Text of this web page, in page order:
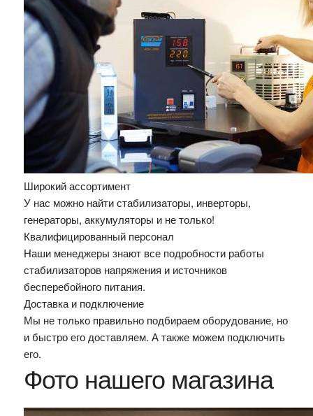
Широкий ассортимент
У нас можно найти стабилизаторы, инверторы,
генераторы, аккумуляторы и не только!
Квалифицированный персонал
Наши менеджеры знают все подробности работы
стабилизаторов напряжения и источников
бесперебойного питания.
Доставка и подключение
Мы не только правильно подбираем оборудование, но
и быстро его доставляем. А также можем подключить
его.
Фото нашего магазина